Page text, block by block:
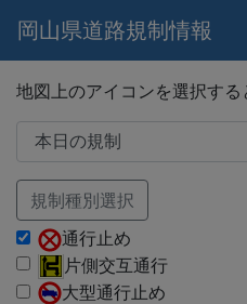
岡山県道路規制情報
地図上のアイコンを選択する
規制種別選択
通行止め
片側交互通行
大型通行止め